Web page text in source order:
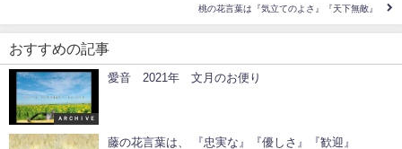
桃の花言葉は『気立てのよさ』『天下無敵』
おすすめの記事
ＡＲＣＨＩＶＥ
愛音 2021年 文月のお便り
藤の花言葉は、 『忠実な』『優しさ』『歓迎』